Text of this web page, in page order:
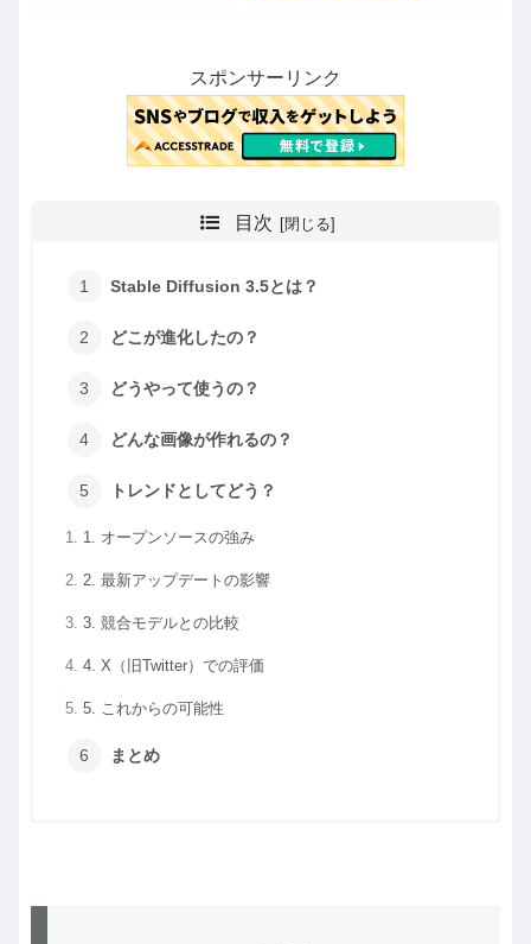
スポンサーリンク
目次
Stable Diffusion 3.5とは？
どこが進化したの？
どうやって使うの？
どんな画像が作れるの？
トレンドとしてどう？
1. オープンソースの強み
2. 最新アップデートの影響
3. 競合モデルとの比較
4. X（旧Twitter）での評価
5. これからの可能性
まとめ